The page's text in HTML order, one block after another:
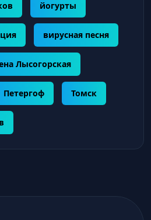
йогурты
вирусная песня
Лысогорская
Петергоф Томск